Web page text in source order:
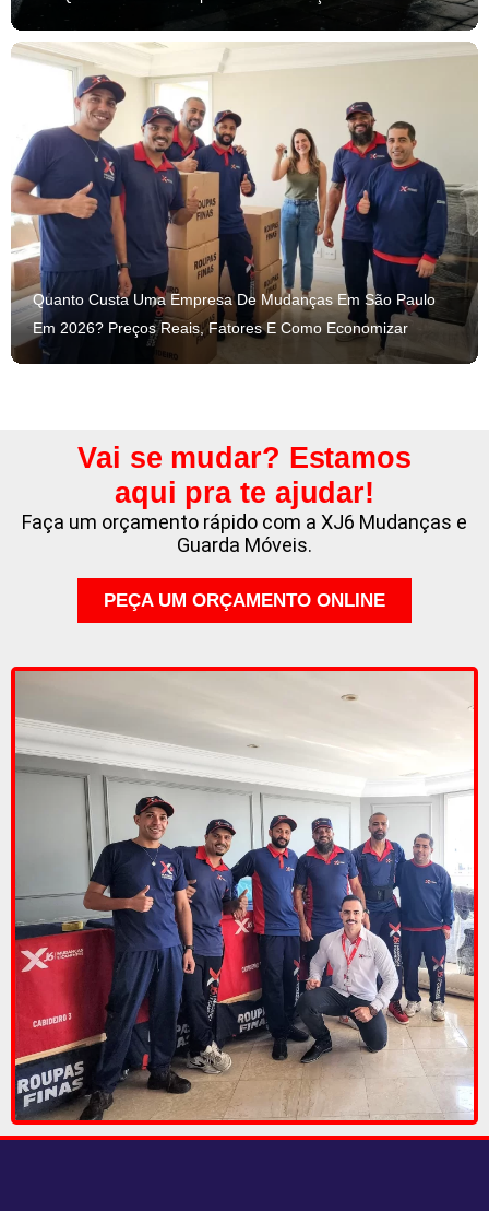
Quanto Custa Uma Empresa De Mudanças Em São Paulo
Em 2026? Preços Reais, Fatores E Como Economizar
Vai se mudar? Estamos
aqui pra te ajudar!
Faça um orçamento rápido com a XJ6 Mudanças e
Guarda Móveis.
PEÇA UM ORÇAMENTO ONLINE